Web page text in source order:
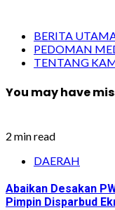
BERITA
PEDOMAN
TENTANG
You may have
2 min read
DAERAH
Abaikan Desakan
Pimpin Disparbud